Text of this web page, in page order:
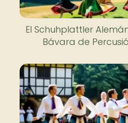
El Schuhplattler
Bávara de